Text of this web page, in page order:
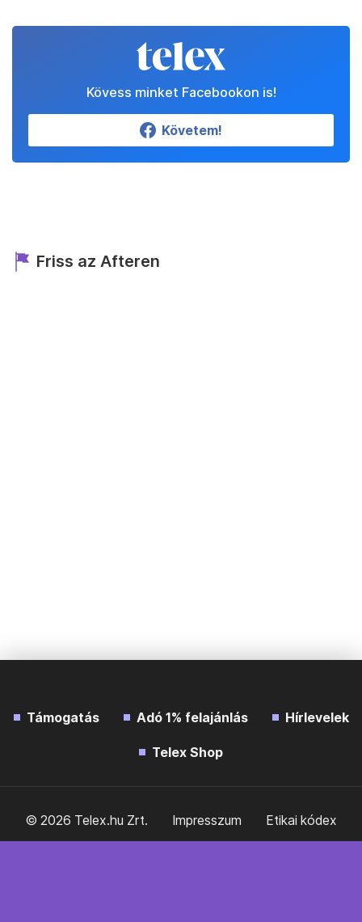
Kövess minket Facebookon is!
Követem!
Friss az Afteren
Támogatás Adó 1% felajánlás Hírlevelek
Telex Shop
© 2026 Telex.hu Zrt. Impresszum Etikai kódex